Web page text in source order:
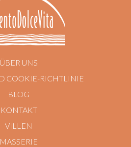
ÜBER UNS
COOKIE-RICHTLINIE
BLOG
KONTAKT
VILLEN
MASSERIE